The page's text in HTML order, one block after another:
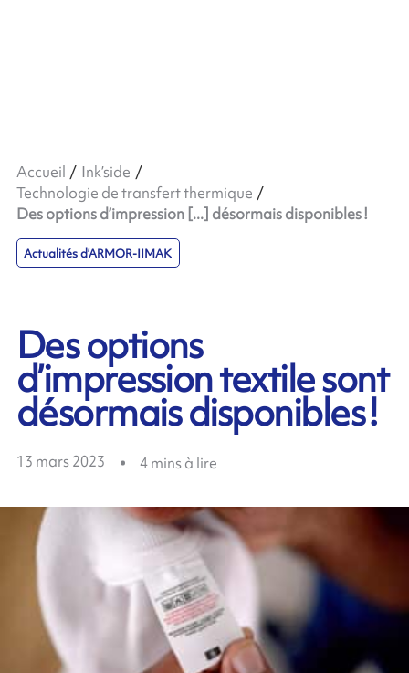
Accueil
Ink’side
Technologie de transfert thermique
Des options d’impression [...] désormais disponibles !
Actualités d’ARMOR-IIMAK
Des options
d’impression textile sont
désormais disponibles !
13 mars 2023 4mins à lire